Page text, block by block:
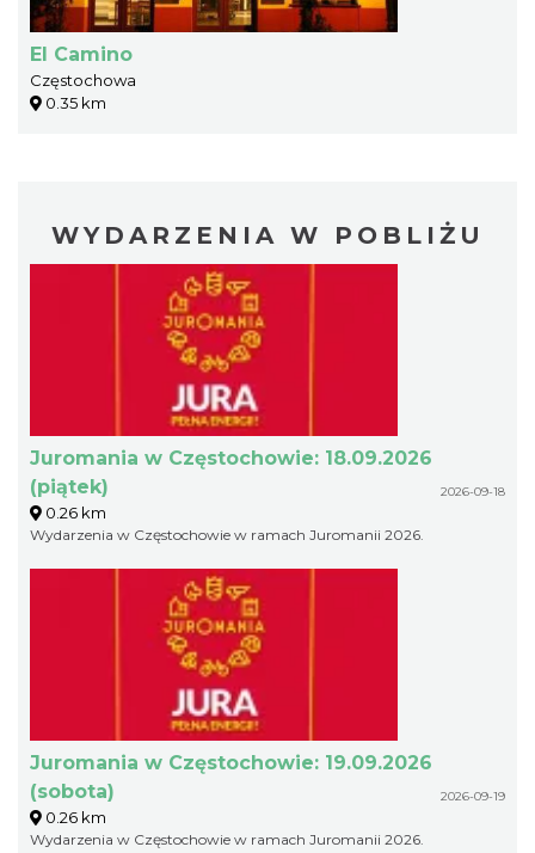
El Camino
Częstochowa
0.35 km
WYDARZENIA W POBLIŻU
Juromania w Częstochowie: 18.09.2026
(piątek)
2026-09-18
0.26 km
Wydarzenia w Częstochowie w ramach Juromanii 2026.
Juromania w Częstochowie: 19.09.2026
(sobota)
2026-09-19
0.26 km
Wydarzenia w Częstochowie w ramach Juromanii 2026.